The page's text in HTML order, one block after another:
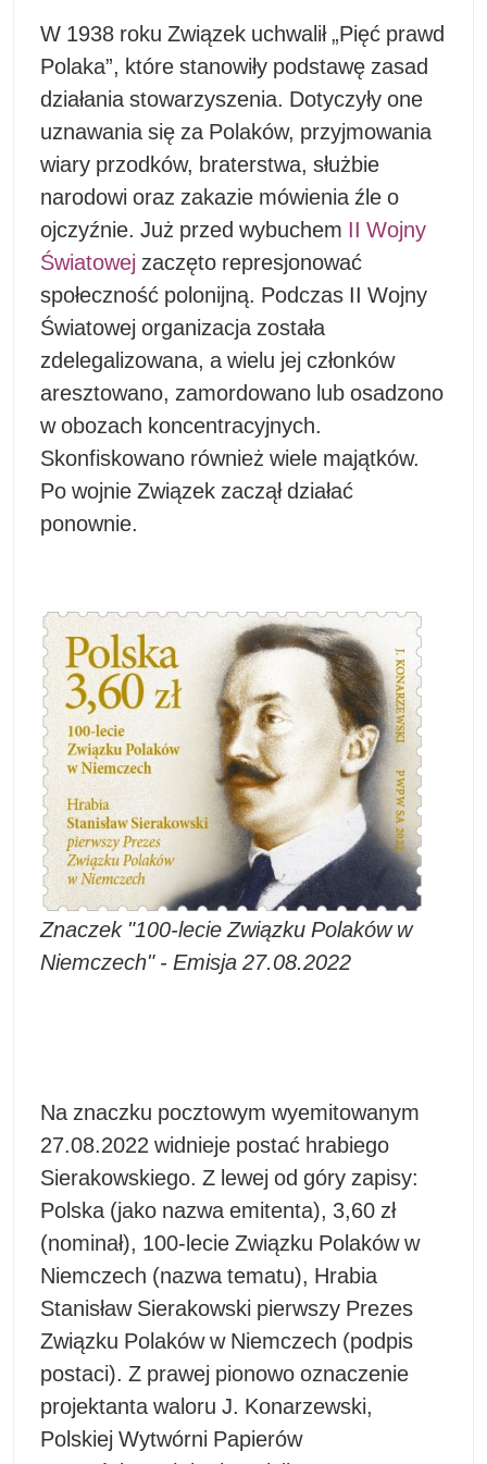
W 1938 roku Związek uchwalił „Pięć prawd
Polaka”, które stanowiły podstawę zasad
działania stowarzyszenia. Dotyczyły one
uznawania się za Polaków, przyjmowania
wiary przodków, braterstwa, służbie
narodowi oraz zakazie mówienia źle o
ojczyźnie. Już przed wybuchem II Wojny
Światowej zaczęto represjonować
społeczność polonijną. Podczas II Wojny
Światowej organizacja została
zdelegalizowana, a wielu jej członków
aresztowano, zamordowano lub osadzono
w obozach koncentracyjnych.
Skonfiskowano również wiele majątków.
Po wojnie Związek zaczął działać
ponownie.
Znaczek "100-lecie Związku Polaków w
Niemczech" - Emisja 27.08.2022
Na znaczku pocztowym wyemitowanym
27.08.2022 widnieje postać hrabiego
Sierakowskiego. Z lewej od góry zapisy:
Polska (jako nazwa emitenta), 3,60 zł
(nominał), 100-lecie Związku Polaków w
Niemczech (nazwa tematu), Hrabia
Stanisław Sierakowski pierwszy Prezes
Związku Polaków w Niemczech (podpis
postaci). Z prawej pionowo oznaczenie
projektanta waloru J. Konarzewski,
Polskiej Wytwórni Papierów